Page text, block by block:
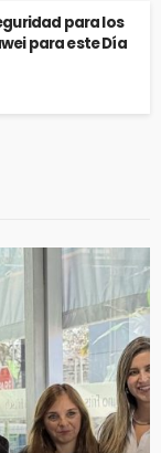
para los
para este Día